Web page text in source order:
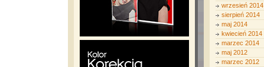
wrzesień 2014
sierpień 2014
maj 2014
kwiecień 2014
marzec 2014
maj 2012
marzec 2012